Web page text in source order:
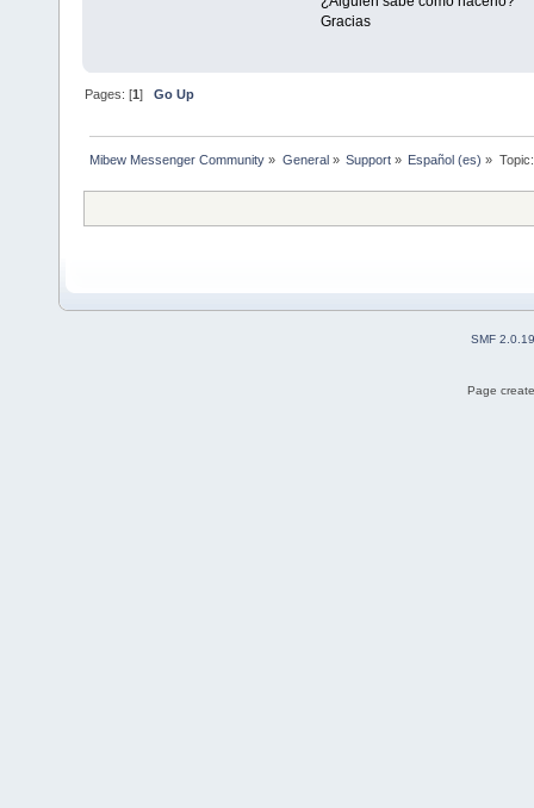
Gracias
Pages: [1]Go Up
Mibew Messenger Community » General» Support» Español (es) »
SMF 2.0.19
Page